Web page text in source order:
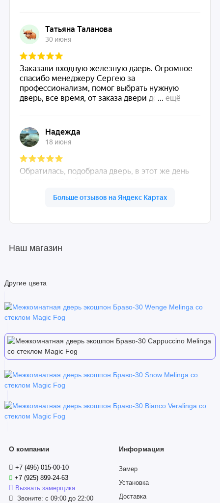
Наш магазин
Другие цвета
О компании
+7 (495) 015-00-10
+7 (925) 899-24-63
Вызвать замерщика
Звоните: с 09:00 до 22:00
Информация
Замер
Установка
Доставка